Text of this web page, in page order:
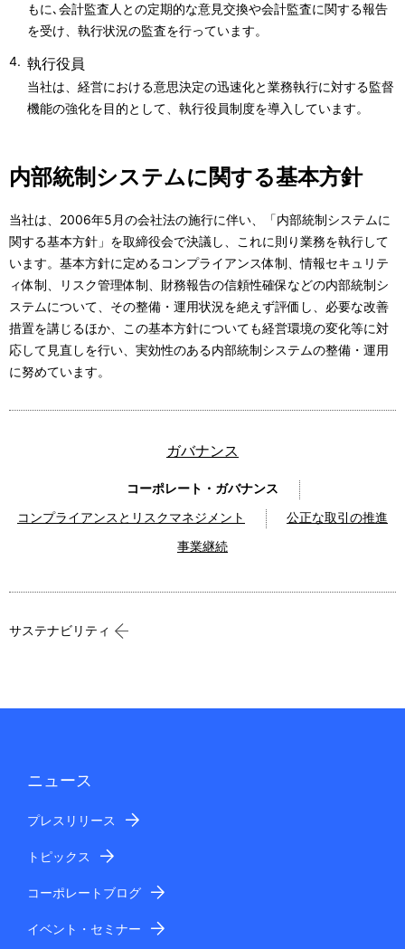
もに､会計監査人との定期的な意見交換や会計監査に関する報告
を受け、執行状況の監査を行っています。
執行役員
当社は、経営における意思決定の迅速化と業務執行に対する監督
機能の強化を目的として、執行役員制度を導入しています。
内部統制システムに関する基本方針
当社は、2006年5月の会社法の施行に伴い、「内部統制システムに
関する基本方針」を取締役会で決議し、これに則り業務を執行して
います。基本方針に定めるコンプライアンス体制、情報セキュリテ
ィ体制、リスク管理体制、財務報告の信頼性確保などの内部統制シ
ステムについて、その整備・運用状況を絶えず評価し、必要な改善
措置を講じるほか、この基本方針についても経営環境の変化等に対
応して見直しを行い、実効性のある内部統制システムの整備・運用
に努めています。
ガバナンス
コーポレート・ガバナンス
コンプライアンスとリスクマネジメント
公正な取引の推進
事業継続
サステナビリティ
ニュース
プレスリリース
トピックス
コーポレートブログ
イベント・セミナー